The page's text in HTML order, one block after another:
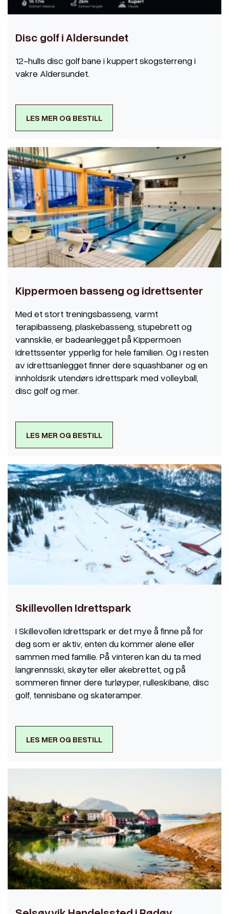
Disc golf i Aldersundet
12-hulIs disc golf bane i kuppert skogsterreng i
vakre Aldersundet.
LES MER OG BESTILL
Kippermoen basseng og idrettsenter
Med et stort treningsbasseng, varmt
terapibasseng, plaskebasseng, stupebrett og
vannsklie, er badeanlegget på Kippermoen
Idrettssenter ypperlig for hele familien. Og i resten
av idrettsanlegget finner dere squashbaner og en
innholdsrik utendørs idrettspark med volleyball,
disc golf og mer.
LES MER OG BESTILL
Skillevollen Idrettspark
I Skillevollen Idrettspark er det mye å finne på for
deg som er aktiv, enten du kommer alene eller
sammen med familie. På vinteren kan du ta med
langrennsski, skøyter eller akebrettet, og på
sommeren finner dere turløyper, rulleskibane, disc
golf, tennisbane og skateramper.
LES MER OG BESTILL